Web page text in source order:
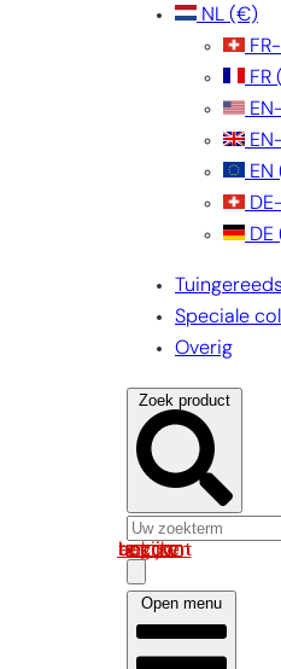
NL (€)
FR
EN
DE
Speciale
Overig
Zoek product
Log in om uw account te bekijken
Open menu